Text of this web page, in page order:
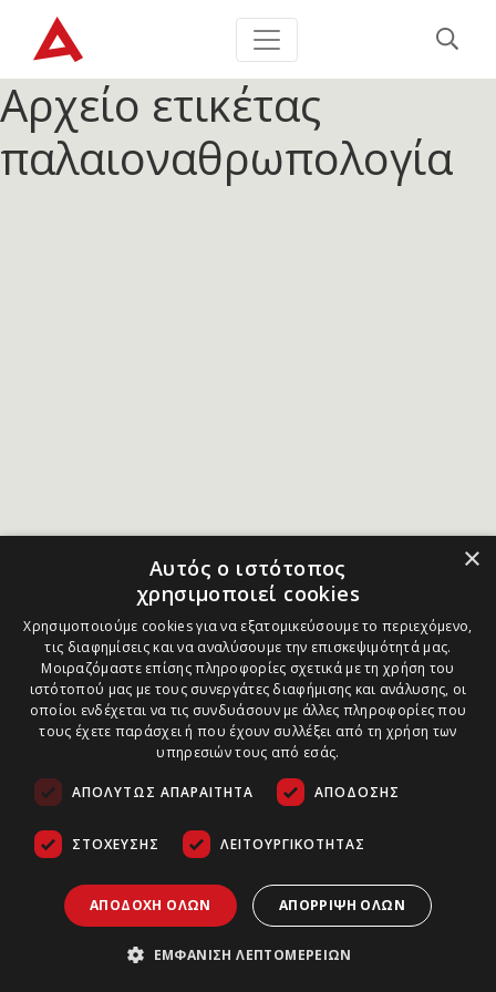
Αρχείο ετικέτας
παλαιοναθρωπολογία
×
Αυτός ο ιστότοπος
χρησιμοποιεί cookies
Χρησιμοποιούμε cookies για να εξατομικεύσουμε το περιεχόμενο,
τις διαφημίσεις και να αναλύσουμε την επισκεψιμότητά μας.
Μοιραζόμαστε επίσης πληροφορίες σχετικά με τη χρήση του
ιστότοπού μας με τους συνεργάτες διαφήμισης και ανάλυσης, οι
οποίοι ενδέχεται να τις συνδυάσουν με άλλες πληροφορίες που
τους έχετε παράσχει ή που έχουν συλλέξει από τη χρήση των
υπηρεσιών τους από εσάς.
ΑΠΟΛΎΤΩΣ ΑΠΑΡΑΊΤΗΤΑ ΑΠΌΔΟΣΗΣ
ΣΤΌΧΕΥΣΗΣ ΛΕΙΤΟΥΡΓΙΚΌΤΗΤΑΣ
ΑΠΟΔΟΧΉ ΌΛΩΝ ΑΠΌΡΡΙΨΗ ΌΛΩΝ
ΕΜΦΆΝΙΣΗ ΛΕΠΤΟΜΕΡΕΙΏΝ